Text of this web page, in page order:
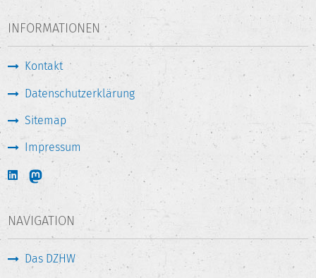
INFORMATIONEN
Kontakt
Datenschutzerklärung
Sitemap
Impressum
NAVIGATION
Das DZHW